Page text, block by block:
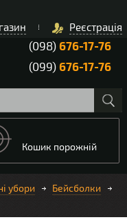
Реєстрація
(098)676-17-76
(099)676-17-76
Кошик порожній
убори
Бейсболки